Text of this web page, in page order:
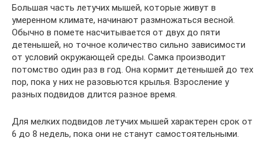
Большая часть летучих мышей, которые живут в
умеренном климате, начинают размножаться весной.
Обычно в помете насчитывается от двух до пяти
детенышей, но точное количество сильно зависимости
от условий окружающей среды. Самка производит
потомство один раз в год. Она кормит детенышей до тех
пор, пока у них не разовьются крылья. Взросление у
разных подвидов длится разное время.
Для мелких подвидов летучих мышей характерен срок от
6 до 8 недель, пока они не станут самостоятельными.